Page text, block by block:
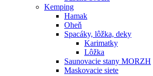
Kemping
Hamak
Oheň
Spacáky, lôžka, deky
Karimatky
Lôžka
Saunovacie stany MORZH
Maskovacie siete